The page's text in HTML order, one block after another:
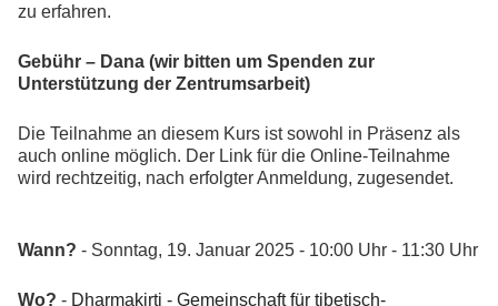
zu erfahren.
Gebühr – Dana (wir bitten um Spenden zur
Unterstützung der Zentrumsarbeit)
Die Teilnahme an diesem Kurs ist sowohl in Präsenz als
auch online möglich. Der Link für die Online-Teilnahme
wird rechtzeitig, nach erfolgter Anmeldung, zugesendet.
Wann? - Sonntag, 19. Januar 2025 - 10:00 Uhr - 11:30 Uhr
Wo? - Dharmakirti - Gemeinschaft für tibetisch-